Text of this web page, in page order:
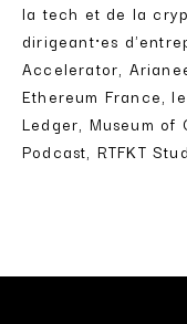
la tech et de la
dirigeant⸱es
Accelerator,
Ethereum France,
Ledger, Museum of
Podcast, RTFKT